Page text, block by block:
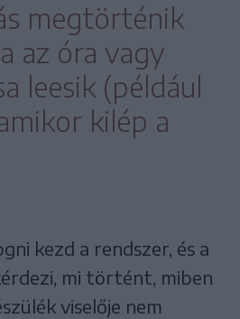
megtörténik
az óra vagy
leesik (például
kilép a
kezd a rendszer, és a
mi történt, miben
viselője nem